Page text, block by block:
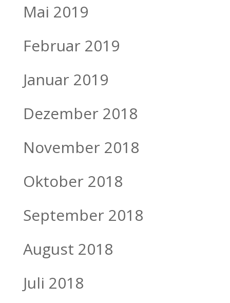
Mai 2019
Februar 2019
Januar 2019
Dezember 2018
November 2018
Oktober 2018
September 2018
August 2018
Juli 2018